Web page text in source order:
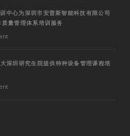
中心为深圳市安普斯智能科技有限公司
量管理体系培训服务
深圳研究生院提供特种设备管理课程培